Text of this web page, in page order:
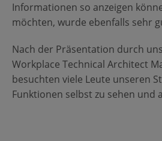
Informationen so anzeigen
möchten, wurde ebenfalls sehr
Nach der Präsentation durch
Workplace Technical Architect
besuchten viele Leute unseren
Funktionen selbst zu sehen und